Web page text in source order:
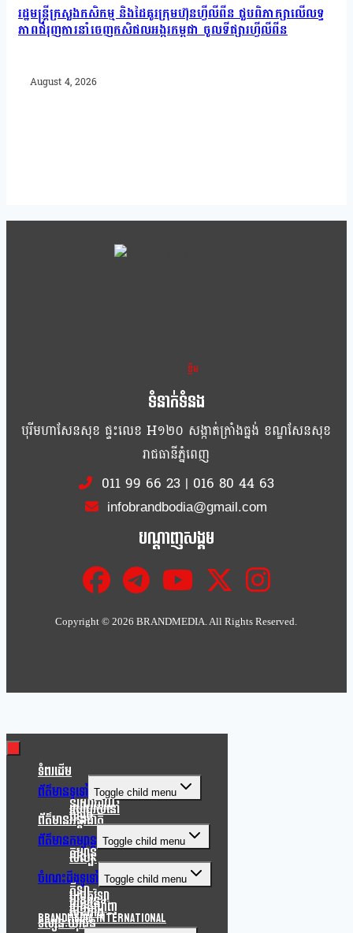
រដ្ឋមន្រ្តីក្រសួងកសិកម្ម និងដៃគូរក្រុមហ៊ុនហ្វីលីពីន ជួបពិភាក្សាលើលទ្ធ
ភាពជំរុញការនាំចេញកសិផលអង្ករកម្ពុជា ចូលទីផ្សារហ្វីលីពីន
August 4, 2026
ខ្លឹម ខ្លី រហ័ស
ទំនាក់ទំនង
បុរីមហាសែនសុខ ផ្ទះលេខ H១២០ សង្កាត់ក្រាំងធ្នង់ ខណ្ឌសែនសុខ
រាជធានីភ្នំពេញ
011 99 66 23| 016 80 44 63
infobrandbodia@gmail.com
បណ្ដាញសង្គម
Copyright ©2026 BRANDMEDIA. All Rights Reserved.
ទំពរដើម
ព័ត៌មានទូទៅ Toggle child menu
នយោបាយ
របៀបរស់នៅ
សង្គម
ព័ត៌មានអន្តរជាតិ
ព័ត៌មានកម្សាន្ត Toggle child menu
កម្សាន្ត
សិល្បៈ
ចំណេះដឹងទូទៅ Toggle child menu
កីឡា
បច្ចេកវិទ្យា
បរិស្ថាន
របកគំហើញ
សុខភាព
Brandmedia international
ទស្សនៈយុវជន